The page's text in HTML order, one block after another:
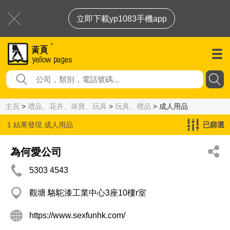
立即下載yp1083手機app
主頁 > 禮品、花卉、珠寶、玩具 > 玩具、禮品 > 成人用品
1 結果發現 成人用品 已篩選
為何愛公司
5303 4543
觀塘 駱駝漆工業中心3座10樓r室
https://www.sexfunhk.com/